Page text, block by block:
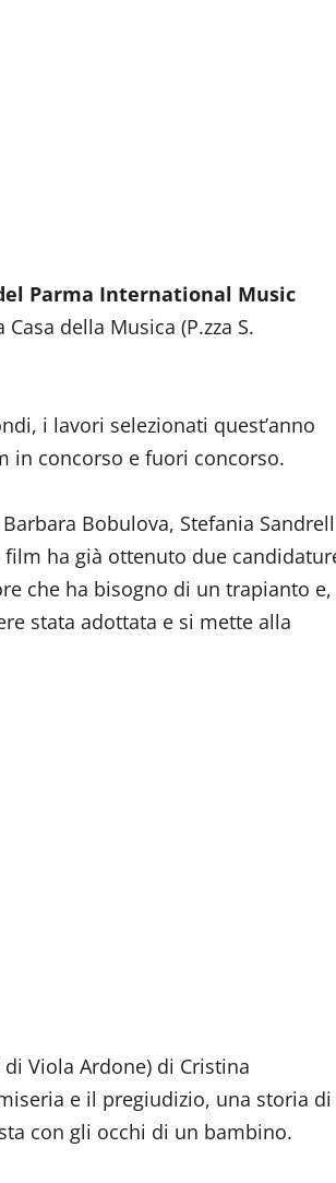
Parma International Music
della Musica (P.zza S.
i lavori selezionati quest’anno
in concorso e fuori concorso.
Bobulova, Stefania
ha già ottenuto due
che ha bisogno di un trapianto e,
stata adottata e si mette alla
Viola Ardone) di Cristina
e il pregiudizio, una storia di
con gli occhi di un bambino.